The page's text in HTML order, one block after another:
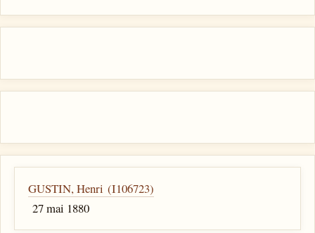
GUSTIN, Henri (I106723)
27 mai 1880